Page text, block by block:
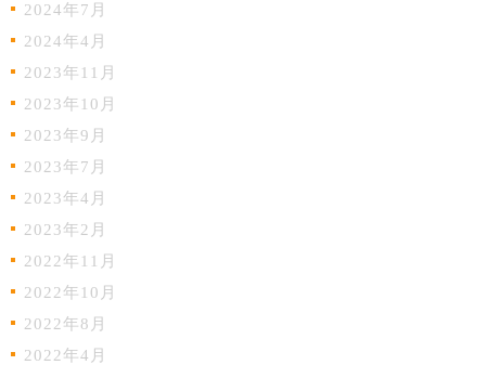
2024年7月
2024年4月
2023年11月
2023年10月
2023年9月
2023年7月
2023年4月
2023年2月
2022年11月
2022年10月
2022年8月
2022年4月